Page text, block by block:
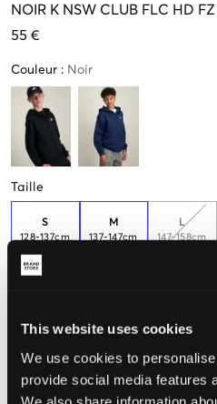
This website uses cookies
We use cookies to
provide social media features
NOIR K NSW CLUB FLC HD FZ
55 €
Couleur : Noir
Taille
S
128-137cm
M
137-147cm
L
147-158cm